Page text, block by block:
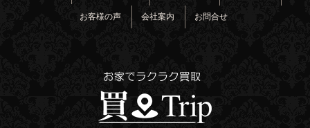
お客様の声 会社案内 お問合せ